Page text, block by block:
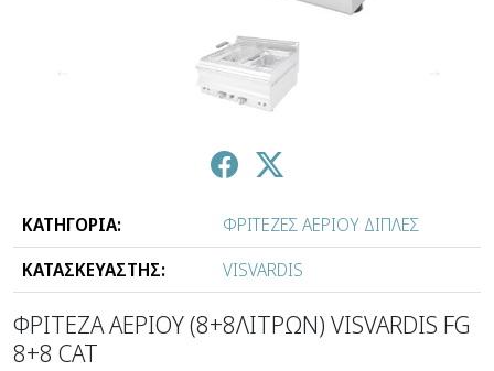
↑ ↓
ΚΑΤΗΓΟΡΙΑ:
ΦΡΙΤΕΖΕΣ ΑΕΡΙΟΥ ΔΙΠΛΕΣ
ΚΑΤΑΣΚΕΥΑΣΤΗΣ:
VISVARDIS
ΦΡΙΤΕΖΑ ΑΕΡΙΟΥ (8+8ΛΙΤΡΩΝ) VISVARDIS FG
8+8 CAT